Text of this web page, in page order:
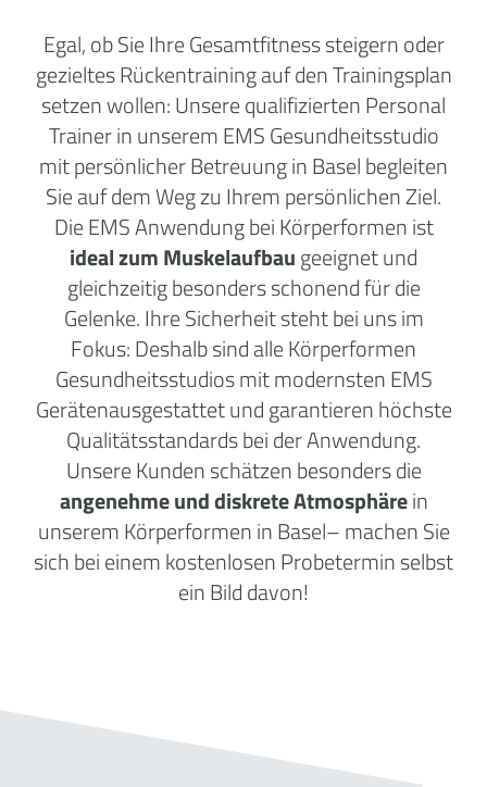
Egal, ob Sie Ihre Gesamtfitness steigern oder
gezieltes Rückentraining auf den Trainingsplan
setzen wollen: Unsere qualifizierten Personal
Trainer in unserem EMS Gesundheitsstudio
mit persönlicher Betreuung in Basel begleiten
Sie auf dem Weg zu Ihrem persönlichen Ziel.
Die EMS Anwendung bei Körperformen ist
ideal zum Muskelaufbaugeeignet und
gleichzeitig besonders schonend für die
Gelenke. Ihre Sicherheit steht bei uns im
Fokus: Deshalb sind alle Körperformen
Gesundheitsstudios mit modernsten EMS
Gerätenausgestattet und garantieren höchste
Qualitätsstandards bei der Anwendung.
Unsere Kunden schätzen besonders die
angenehme und diskrete Atmosphärein
unserem Körperformen in Basel– machen Sie
sich bei einem kostenlosen Probetermin selbst
ein Bild davon!